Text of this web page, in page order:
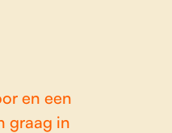
en een
graag in